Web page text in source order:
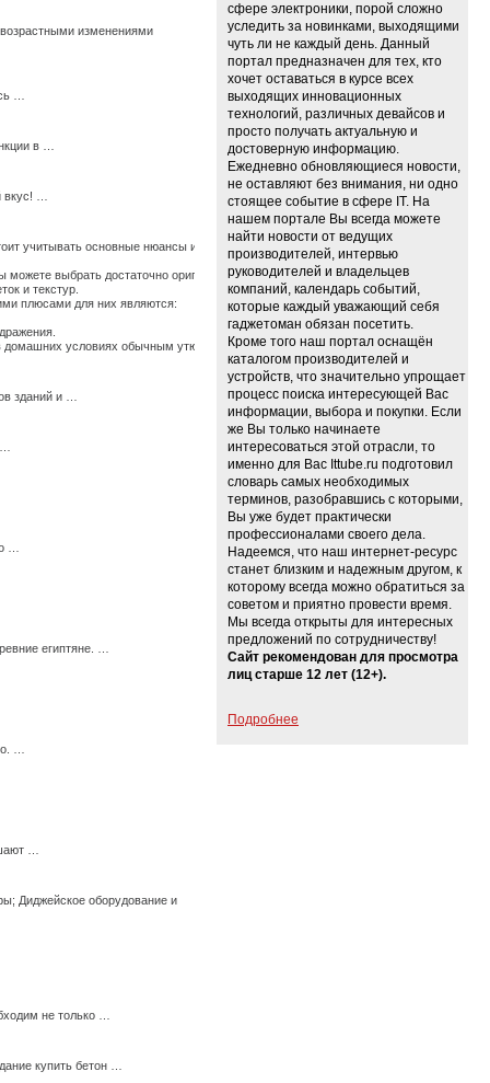
изменениями
…
в …
…
учитывать основные нюансы их использования, иначе по истечению времени
выбрать достаточно оригинальные ткани, изготовленные из крапивы,
и текстур.
плюсами для них являются:
в домашних условиях обычным утюгом. …
зданий и …
…
египтяне. …
…
…
Диджейское оборудование и
не только …
купить бетон …
сфере электроники, порой сложно
уследить за новинками, выходящими
чуть ли не каждый день. Данный
портал предназначен для тех, кто
хочет оставаться в курсе всех
выходящих инновационных
технологий, различных девайсов и
просто получать актуальную и
достоверную информацию.
Ежедневно обновляющиеся новости,
не оставляют без внимания, ни одно
стоящее событие в сфере IT. На
нашем портале Вы всегда можете
найти новости от ведущих
производителей, интервью
руководителей и владельцев
компаний, календарь событий,
которые каждый уважающий себя
гаджетоман обязан посетить.
Кроме того наш портал оснащён
каталогом производителей и
устройств, что значительно упрощает
процесс поиска интересующей Вас
информации, выбора и покупки. Если
же Вы только начинаете
интересоваться этой отрасли, то
именно для Вас Ittube.ru подготовил
словарь самых необходимых
терминов, разобравшись с которыми,
Вы уже будет практически
профессионалами своего дела.
Надеемся, что наш интернет-ресурс
станет близким и надежным другом, к
которому всегда можно обратиться за
советом и приятно провести время.
Мы всегда открыты для интересных
предложений по сотрудничеству!
Сайт рекомендован для просмотра
лиц старше 12 лет (12+).
Подробнее